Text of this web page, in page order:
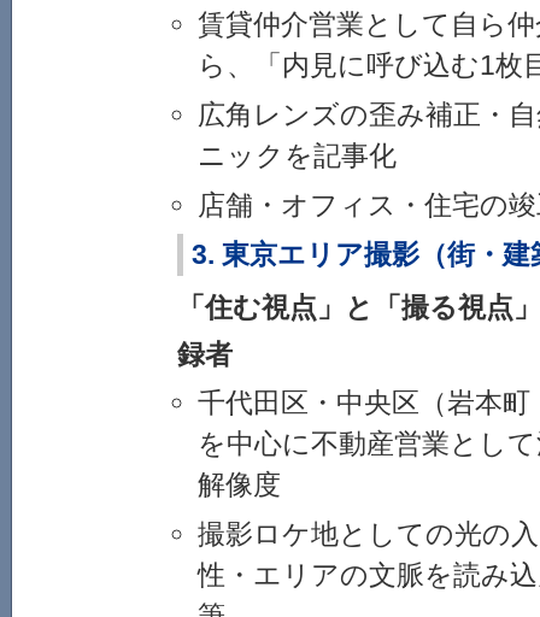
賃貸仲介営業として自ら
ら、「内見に呼び込む1枚
広角レンズの歪み補正・
ニックを記事化
店舗・オフィス・住宅の
3. 東京エリア撮影（街・
「住む視点」と「撮る視点
録者
千代田区・中央区（岩本
を中心に不動産営業とし
解像度
撮影ロケ地としての光の
性・エリアの文脈を読み